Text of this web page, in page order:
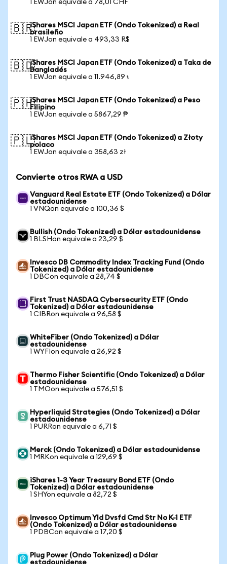
1 EWJon equivale a 78,01 CHF
🇧🇷iShares MSCI Japan ETF (Ondo Tokenized) a Real
brasileño
1 EWJon equivale a 493,33 R$
🇧🇩iShares MSCI Japan ETF (Ondo Tokenized) a Taka de
Bangladés
1 EWJon equivale a 11.946,89 ৳
🇵🇭iShares MSCI Japan ETF (Ondo Tokenized) a Peso
Filipino
1 EWJon equivale a 5867,29 ₱
🇵🇱iShares MSCI Japan ETF (Ondo Tokenized) a Złoty
polaco
1 EWJon equivale a 358,63 zł
Convierte otros RWA a USD
Vanguard Real Estate ETF (Ondo Tokenized) a Dólar
estadounidense
1 VNQon equivale a 100,36 $
Bullish (Ondo Tokenized) a Dólar estadounidense
1 BLSHon equivale a 23,29 $
Invesco DB Commodity Index Tracking Fund (Ondo
Tokenized) a Dólar estadounidense
1 DBCon equivale a 28,74 $
First Trust NASDAQ Cybersecurity ETF (Ondo
Tokenized) a Dólar estadounidense
1 CIBRon equivale a 96,58 $
WhiteFiber (Ondo Tokenized) a Dólar
estadounidense
1 WYFIon equivale a 26,92 $
Thermo Fisher Scientific (Ondo Tokenized) a Dólar
estadounidense
1 TMOon equivale a 576,51 $
Hyperliquid Strategies (Ondo Tokenized) a Dólar
estadounidense
1 PURRon equivale a 6,71 $
Merck (Ondo Tokenized) a Dólar estadounidense
1 MRKon equivale a 129,69 $
iShares 1-3 Year Treasury Bond ETF (Ondo
Tokenized) a Dólar estadounidense
1 SHYon equivale a 82,72 $
Invesco Optimum Yld Dvsfd Cmd Str No K-1 ETF
(Ondo Tokenized) a Dólar estadounidense
1 PDBCon equivale a 17,20 $
Plug Power (Ondo Tokenized) a Dólar
estadounidense